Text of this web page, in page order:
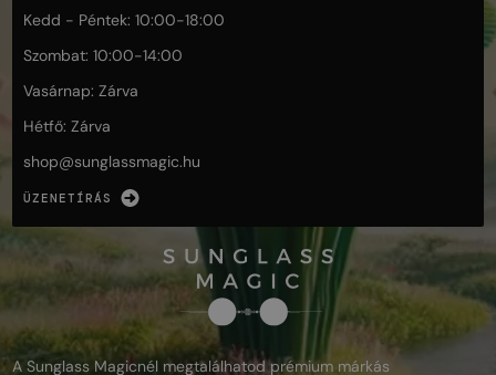
Kedd - Péntek: 10:00-18:00
Szombat: 10:00-14:00
Vasárnap: Zárva
Hétfő: Zárva
shop@sunglassmagic.hu
ÜZENETÍRÁS
A Sunglass Magicnél megtalálhatod prémium márkás